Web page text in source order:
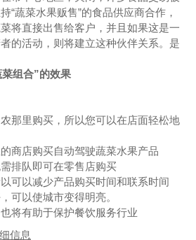
“蔬菜水果贩售”的食品供应商合作，
将直接出售给客户，并且如果这是一
的活动，则将建立这种伙伴关系。是
组合”的效果
那里购买，所以您可以在店面轻松地
商店购买自动驾驶蔬菜水果产品
排队即可在零售店购买
可以减少产品购买时间和联系时间
可以使城市变得明亮。
将有助于保护餐饮服务行业
信息